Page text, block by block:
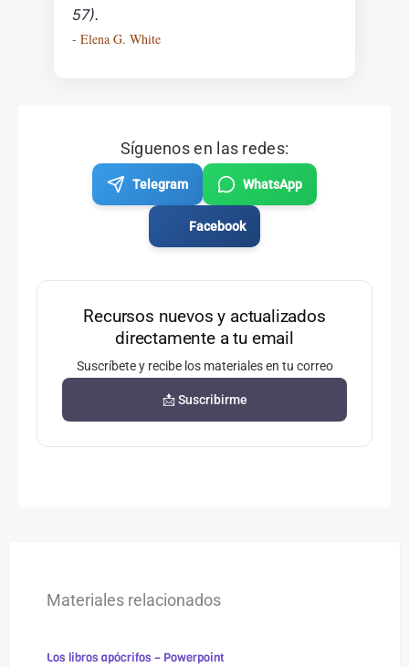
57).
- Elena G. White
Síguenos en las redes:
Telegram WhatsApp
Facebook
Recursos nuevos y actualizados
directamente a tu email
Suscríbete y recibe los materiales en tu correo
📩 Suscribirme
Materiales relacionados
Los libros apócrifos – Powerpoint